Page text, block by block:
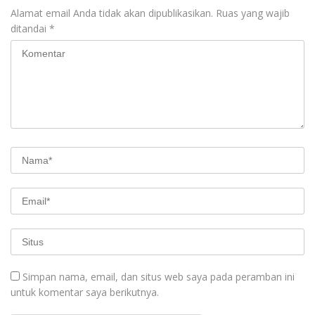
Alamat email Anda tidak akan dipublikasikan. Ruas yang wajib
ditandai *
Simpan nama, email, dan situs web saya pada peramban ini
untuk komentar saya berikutnya.